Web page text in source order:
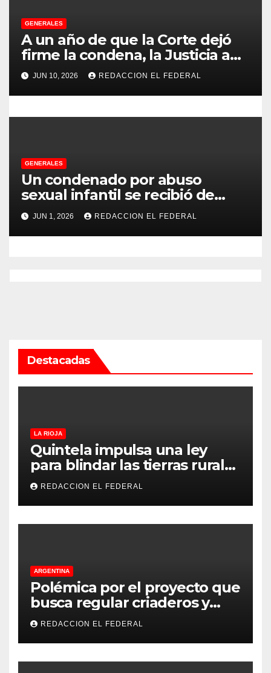
d
a
s
GENERALES
A un año de que la Corte dejó
firme la condena, la Justicia aún
no pudo decomisarle ni un peso
a CFK
JUN 10, 2026 REDACCION EL FEDERAL
GENERALES
Un condenado por abuso
sexual infantil se recibió de
psicopedagogo dentro del
Servicio Penitenciario de La
Rioja
JUN 1, 2026 REDACCION EL FEDERAL
Destacadas
LA RIOJA
Quintela impulsa una ley
para blindar las tierras rurales
de La Rioja: cuáles son los
principales puntos
REDACCION EL FEDERAL
ARGENTINA
Polémica por el proyecto que
busca regular criaderos y
refugios de perros y gatos:
denuncian excesos, mientras
proteccionistas reclaman
controles más duros
REDACCION EL FEDERAL